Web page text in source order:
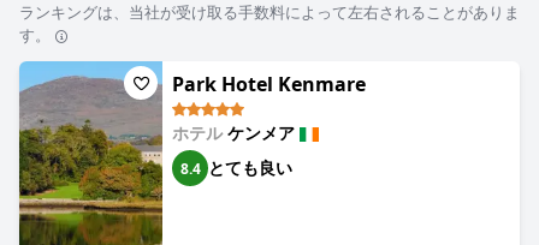
ランキングは、当社が受け取る手数料によって左右されることがありま
す。
Park Hotel Kenmare
ホテルケンメア
8.4 とても良い